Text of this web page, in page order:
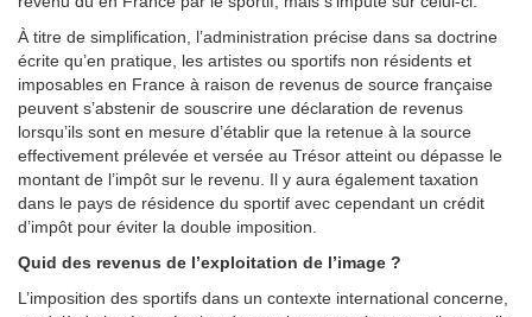
À titre de simplification, l’administration précise dans sa doctrine
écrite qu’en pratique, les artistes ou sportifs non résidents et
imposables en France à raison de revenus de source française
peuvent s’abstenir de souscrire une déclaration de revenus
lorsqu’ils sont en mesure d’établir que la retenue à la source
effectivement prélevée et versée au Trésor atteint ou dépasse le
montant de l’impôt sur le revenu. Il y aura également taxation
dans le pays de résidence du sportif avec cependant un crédit
d’impôt pour éviter la double imposition.
Quid des revenus de l’exploitation de l’image ?
L’imposition des sportifs dans un contexte international concerne,